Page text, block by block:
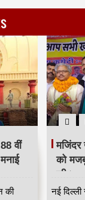
वीं
की
मजिंदर
को
की।
नई